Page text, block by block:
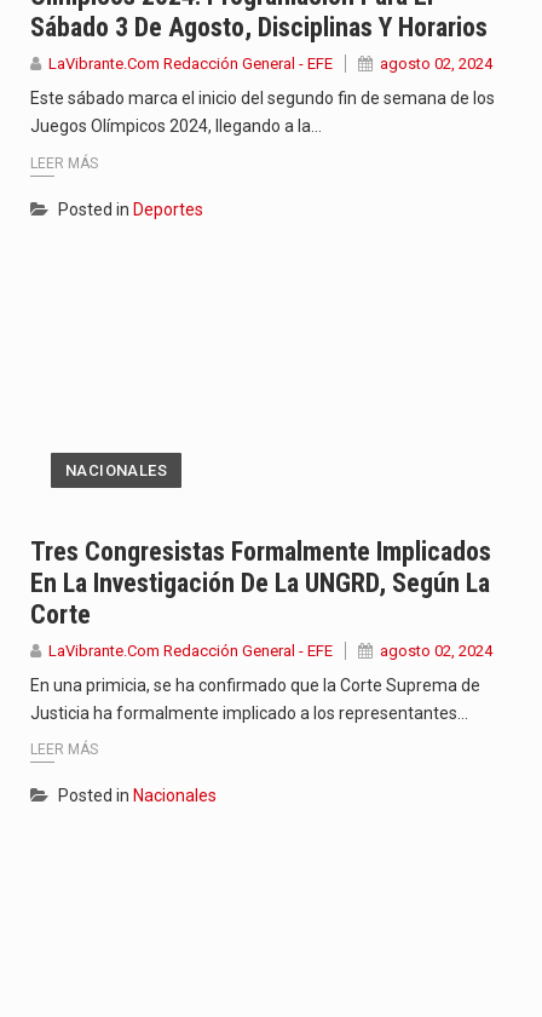
Sábado 3 De Agosto, Disciplinas Y Horarios
LaVibrante.Com Redacción General - EFE agosto 02, 2024
Este sábado marca el inicio del segundo fin de semana de los
Juegos Olímpicos 2024, llegando a la…
LEER MÁS
Posted in Deportes
NACIONALES
Tres Congresistas Formalmente Implicados
En La Investigación De La UNGRD, Según La
Corte
LaVibrante.Com Redacción General - EFE agosto 02, 2024
En una primicia, se ha confirmado que la Corte Suprema de
Justicia ha formalmente implicado a los representantes…
LEER MÁS
Posted in Nacionales